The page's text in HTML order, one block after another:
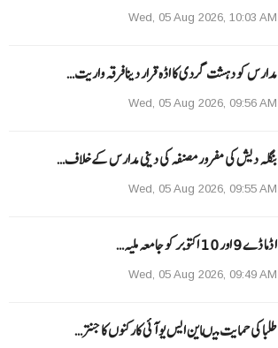
Wed, 05 Aug 2026, 10:03 AM
مدارس کو دہشت گردی کا اڈہ قرار دینا فرقہ واریت…
Wed, 05 Aug 2026, 09:56 AM
بنگلہ دیش کی مفرور مصنفہ کی دینی مدارس کے خلاف…
Wed, 05 Aug 2026, 09:55 AM
ا ڈما ڈے 9 اور 10 اکتوبر کو جامعہ ملیہ…
Wed, 05 Aug 2026, 09:49 AM
طلبا کی حمایت میںاین ایس یو آئی کارکنوں کا جنتر…